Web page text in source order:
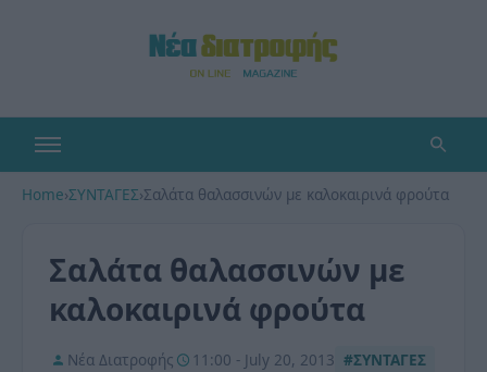
Home›ΣΥΝΤΑΓΕΣ›Σαλάτα θαλασσινών με καλοκαιρινά φρούτα
Σαλάτα θαλασσινών με
καλοκαιρινά φρούτα
Νέα Διατροφής 11:00 - July 20, 2013 #ΣΥΝΤΑΓΕΣ